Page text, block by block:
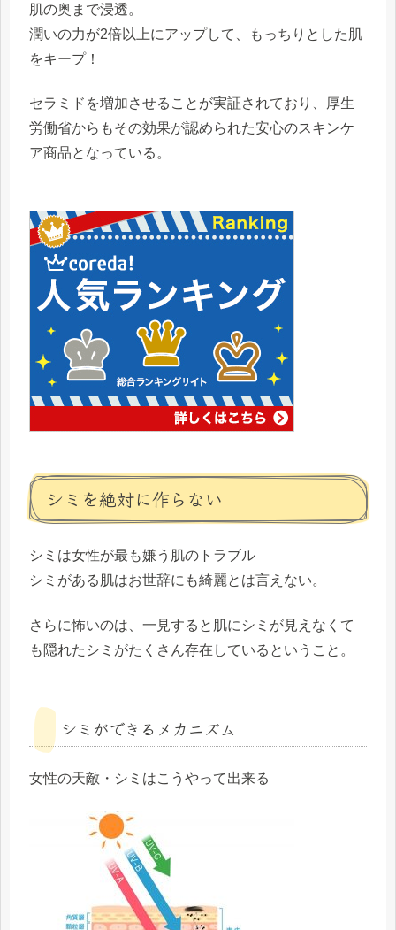
肌の奥まで浸透。
潤いの力が2倍以上にアップして、もっちりとした肌
をキープ！
セラミドを増加させることが実証されており、
厚生
労働省からもその効果が認められた安心のスキンケ
ア商品となっている。
シミを絶対に作らない
シミは女性が最も嫌う肌のトラブル
シミがある肌はお世辞にも綺麗とは言えない。
さらに怖いのは、一見すると肌にシミが見えなくて
も 隠れたシミがたくさん存在 しているということ。
シミができるメカニズム
女性の天敵・シミはこうやって出来る